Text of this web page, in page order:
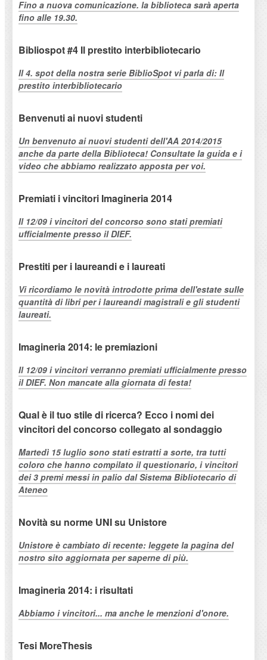
Fino a nuova comunicazione. la biblioteca sarà aperta
fino alle 19.30.
Bibliospot #4 Il prestito interbibliotecario
Il 4. spot della nostra serie BiblioSpot vi parla di: Il
prestito interbibliotecario
Benvenuti ai nuovi studenti
Un benvenuto ai nuovi studenti dell'AA 2014/2015
anche da parte della Biblioteca! Consultate la guida e i
video che abbiamo realizzato apposta per voi.
Premiati i vincitori Imagineria 2014
Il 12/09 i vincitori del concorso sono stati premiati
ufficialmente presso il DIEF.
Prestiti per i laureandi e i laureati
Vi ricordiamo le novità introdotte prima dell'estate sulle
quantità di libri per i laureandi magistrali e gli studenti
laureati.
Imagineria 2014: le premiazioni
Il 12/09 i vincitori verranno premiati ufficialmente presso
il DIEF. Non mancate alla giornata di festa!
Qual è il tuo stile di ricerca? Ecco i nomi dei
vincitori del concorso collegato al sondaggio
Martedì 15 luglio sono stati estratti a sorte, tra tutti
coloro che hanno compilato il questionario, i vincitori
dei 3 premi messi in palio dal Sistema Bibliotecario di
Ateneo
Novità su norme UNI su Unistore
Unistore è cambiato di recente: leggete la pagina del
nostro sito aggiornata per saperne di più.
Imagineria 2014: i risultati
Abbiamo i vincitori... ma anche le menzioni d'onore.
Tesi MoreThesis